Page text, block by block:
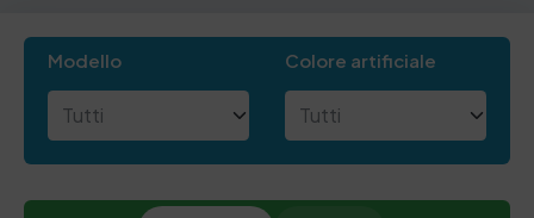
Modello Colore artificiale